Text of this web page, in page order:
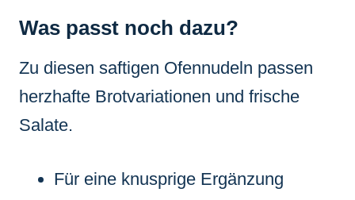
Was passt noch dazu?
Zu diesen saftigen Ofennudeln passen
herzhafte Brotvariationen und frische
Salate.
Für eine knusprige Ergänzung